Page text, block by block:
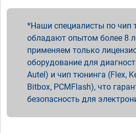
Наши специалисты по чип
обладают опытом более 8
применяем только
оборудование для
Autel) и чип тюнинга (Flex,
Bitbox, PCMFlash), что
безопасность для